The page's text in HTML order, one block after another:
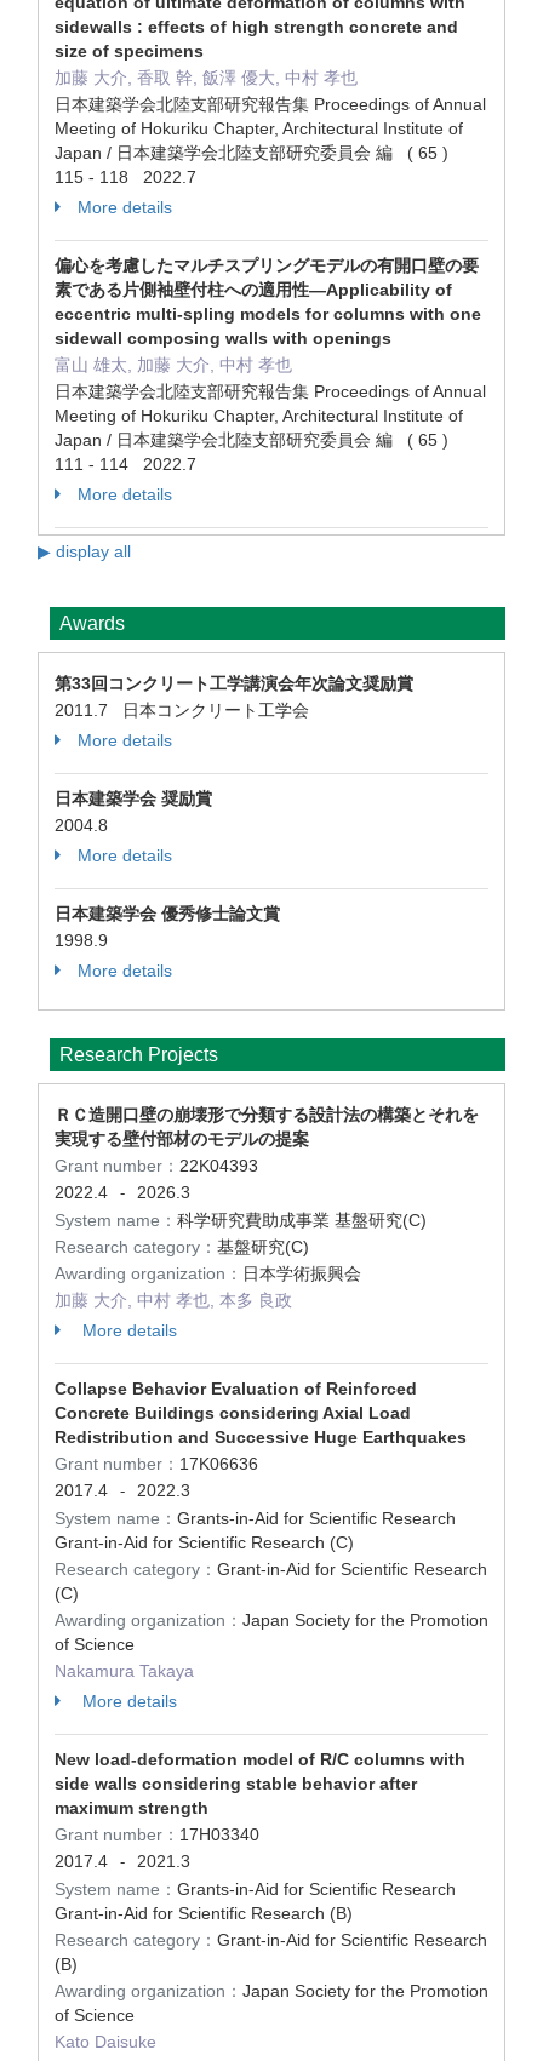
sidewalls : effects of high strength concrete and
size of specimens
加藤 大介, 香取 幹, 飯澤 優大, 中村 孝也
日本建築学会北陸支部研究報告集 Proceedings of Annual
Meeting of Hokuriku Chapter, Architectural Institute of
Japan / 日本建築学会北陸支部研究委員会 編 ( 65 )
115 - 118 2022.7
More details
偏心を考慮したマルチスプリングモデルの有開口壁の要
素である片側袖壁付柱への適用性—Applicability of
eccentric multi-spling models for columns with one
sidewall composing walls with openings
富山 雄太, 加藤 大介, 中村 孝也
日本建築学会北陸支部研究報告集 Proceedings of Annual
Meeting of Hokuriku Chapter, Architectural Institute of
Japan / 日本建築学会北陸支部研究委員会 編 ( 65 )
111 - 114 2022.7
More details
▶ display all
Awards
第33回コンクリート工学講演会年次論文奨励賞
2011.7 日本コンクリート工学会
More details
日本建築学会 奨励賞
2004.8
More details
日本建築学会 優秀修士論文賞
1998.9
More details
Research Projects
ＲＣ造開口壁の崩壊形で分類する設計法の構築とそれを
実現する壁付部材のモデルの提案
Grant number： 22K04393
2022.4
-
2026.3
System name： 科学研究費助成事業 基盤研究(C)
Research category： 基盤研究(C)
Awarding organization： 日本学術振興会
加藤 大介, 中村 孝也, 本多 良政
More details
Collapse Behavior Evaluation of Reinforced
Concrete Buildings considering Axial Load
Redistribution and Successive Huge Earthquakes
Grant number： 17K06636
2017.4
-
2022.3
System name： Grants-in-Aid for Scientific Research
Grant-in-Aid for Scientific Research (C)
Research category： Grant-in-Aid for Scientific Research
(C)
Awarding organization： Japan Society for the Promotion
of Science
Nakamura Takaya
More details
New load-deformation model of R/C columns with
side walls considering stable behavior after
maximum strength
Grant number： 17H03340
2017.4
-
2021.3
System name： Grants-in-Aid for Scientific Research
Grant-in-Aid for Scientific Research (B)
Research category： Grant-in-Aid for Scientific Research
(B)
Awarding organization： Japan Society for the Promotion
of Science
Kato Daisuke